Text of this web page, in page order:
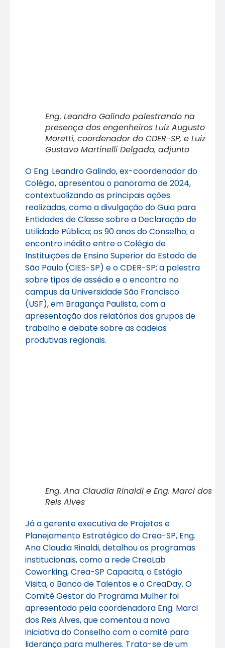
Eng. Leandro Galindo palestrando na
presença dos engenheiros Luiz Augusto
Moretti, coordenador do CDER-SP, e Luiz
Gustavo Martinelli Delgado, adjunto
O Eng. Leandro Galindo, ex-coordenador do
Colégio, apresentou o panorama de 2024,
contextualizando as principais ações
realizadas, como a divulgação do Guia para
Entidades de Classe sobre a Declaração de
Utilidade Pública; os 90 anos do Conselho; o
encontro inédito entre o Colégio de
Instituições de Ensino Superior do Estado de
São Paulo (CIES-SP) e o CDER-SP; a palestra
sobre tipos de assédio e o encontro no
campus da Universidade São Francisco
(USF), em Bragança Paulista, com a
apresentação dos relatórios dos grupos de
trabalho e debate sobre as cadeias
produtivas regionais.
Eng. Ana Claudia Rinaldi e Eng. Marci dos
Reis Alves
Já a gerente executiva de Projetos e
Planejamento Estratégico do Crea-SP, Eng.
Ana Claudia Rinaldi, detalhou os programas
institucionais, como a rede CreaLab
Coworking, Crea-SP Capacita, o Estágio
Visita, o Banco de Talentos e o CreaDay. O
Comitê Gestor do Programa Mulher foi
apresentado pela coordenadora Eng. Marci
dos Reis Alves, que comentou a nova
iniciativa do Conselho com o comitê para
liderança para mulheres. Trata-se de um